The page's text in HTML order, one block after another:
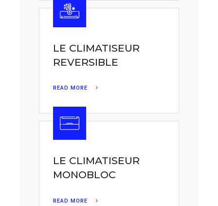
LE CLIMATISEUR
REVERSIBLE
READ MORE
LE CLIMATISEUR
MONOBLOC
READ MORE